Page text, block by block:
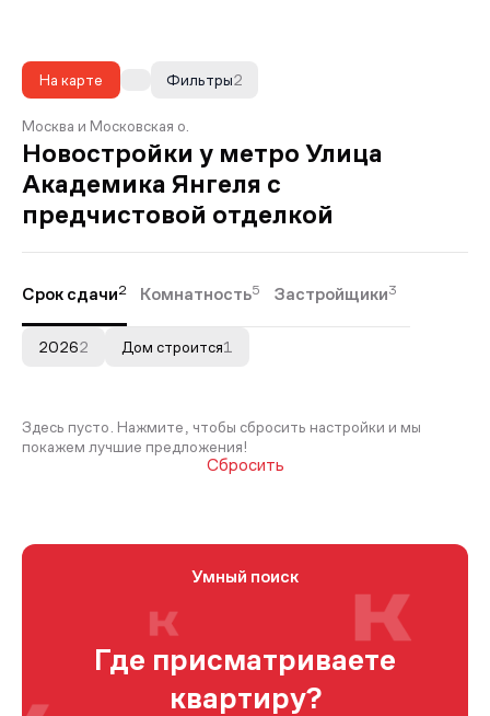
На карте 2
Фильтры
Москва и Московская о.
Новостройки у метро Улица
Академика Янгеля с
предчистовой отделкой
Срок сдачи2 Комнатность5 Застройщики3
20262 Дом строится1
Здесь пусто. Нажмите, чтобы сбросить настройки и мы
покажем лучшие предложения!
Сбросить
Умный поиск
Где присматриваете
квартиру?